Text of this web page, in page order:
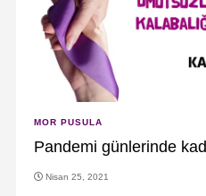
MOR PUSULA
Pandemi günlerinde
Nisan 25, 2021